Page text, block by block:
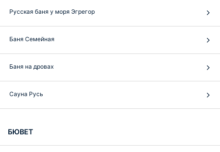
Русская баня у моря Эгрегор
Баня Семейная
Баня на дровах
Сауна Русь
БЮВЕТ